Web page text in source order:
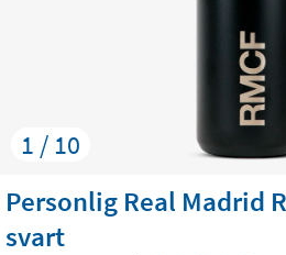
1 / 10
Personlig Real Madrid
svart